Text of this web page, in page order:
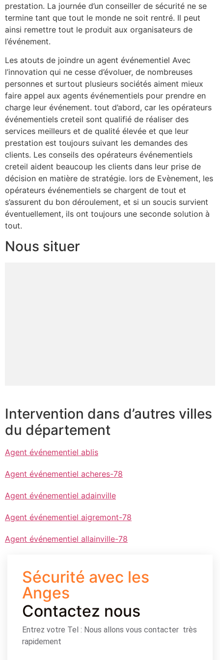
prestation. La journée d’un conseiller de sécurité ne se
termine tant que tout le monde ne soit rentré. Il peut
ainsi remettre tout le produit aux organisateurs de
l’événement.
Les atouts de joindre un agent événementiel Avec
l’innovation qui ne cesse d’évoluer, de nombreuses
personnes et surtout plusieurs sociétés aiment mieux
faire appel aux agents événementiels pour prendre en
charge leur événement. tout d’abord, car les opérateurs
événementiels creteil sont qualifié de réaliser des
services meilleurs et de qualité élevée et que leur
prestation est toujours suivant les demandes des
clients. Les conseils des opérateurs événementiels
creteil aident beaucoup les clients dans leur prise de
décision en matière de stratégie. lors de Evènement, les
opérateurs événementiels se chargent de tout et
s’assurent du bon déroulement, et si un soucis survient
éventuellement, ils ont toujours une seconde solution à
tout.
Nous situer
Intervention dans d’autres villes
du département
Agent événementiel ablis
Agent événementiel acheres-78
Agent événementiel adainville
Agent événementiel aigremont-78
Agent événementiel allainville-78
Sécurité avec les
Anges
Contactez nous
Entrez votre Tel : Nous allons vous contacter très
rapidement